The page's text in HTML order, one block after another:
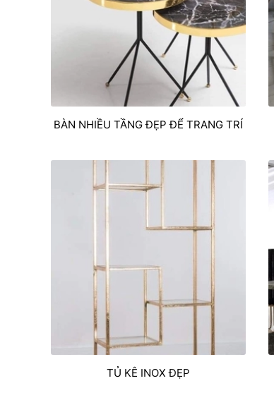
BÀN NHIỀU TẦNG ĐẸP ĐỂ TRANG TRÍ
TỦ KÊ INOX ĐẸP